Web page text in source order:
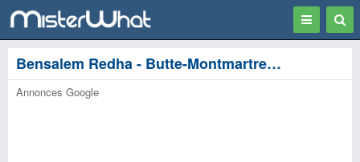
Toggle
Bensalem Redha - Butte-Montmartre, Paris
Annonces Google